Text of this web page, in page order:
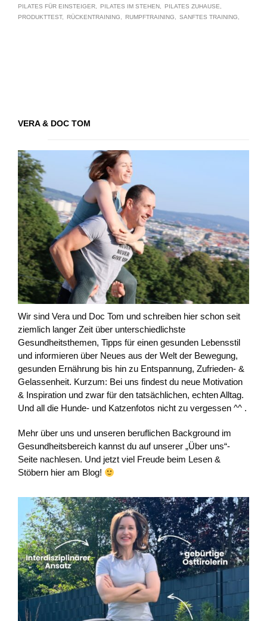
PILATES FÜR EINSTEIGER
PILATES IM STEHEN
PILATES ZUHAUSE
PRODUKTTEST
RÜCKENTRAINING RUMPFTRAINING SANFTES TRAINING
VERA & DOC TOM
Wir sind Vera und Doc Tom und schreiben hier schon seit
ziemlich langer Zeit über unterschiedlichste
Gesundheitsthemen, Tipps für einen gesunden Lebensstil
und informieren über Neues aus der Welt der Bewegung,
gesunden Ernährung bis hin zu Entspannung, Zufrieden- &
Gelassenheit. Kurzum: Bei uns findest du neue Motivation
& Inspiration und zwar für den tatsächlichen, echten Alltag.
Und all die Hunde- und Katzenfotos nicht zu vergessen ^^ .
Mehr über uns und unseren beruflichen Background im
Gesundheitsbereich kannst du auf unserer „Über uns“-
Seite nachlesen. Und jetzt viel Freude beim Lesen &
Stöbern hier am Blog!